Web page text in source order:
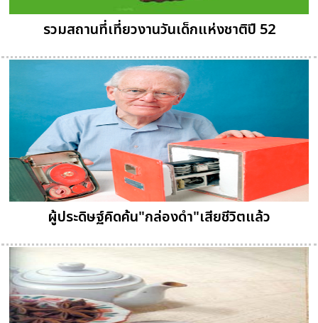
รวมสถานที่เที่ยวงานวันเด็กแห่งชาติปี 52
ผู้ประดิษฐ์คิดค้น"กล่องดำ"เสียชีวิตแล้ว